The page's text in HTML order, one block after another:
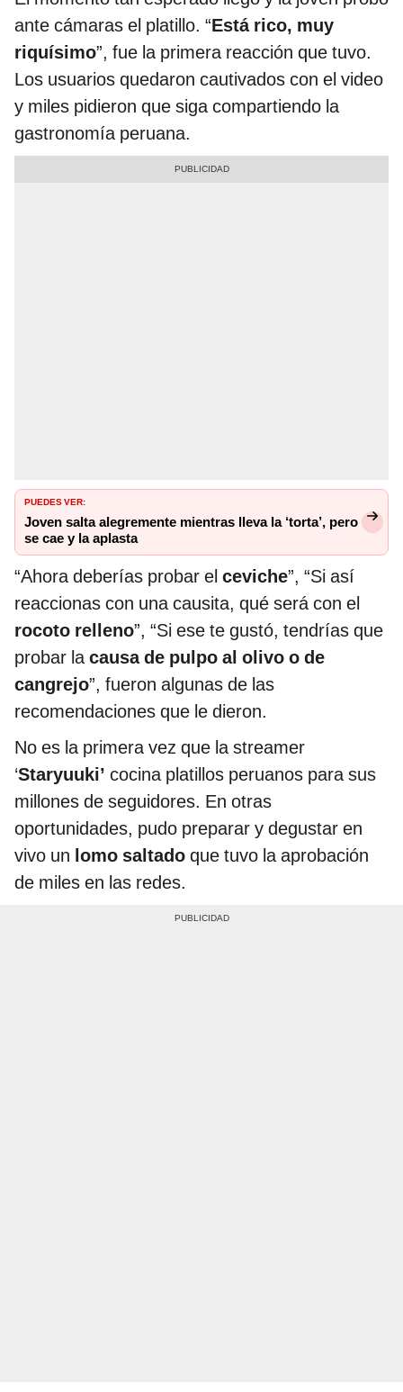
ante cámaras el platillo. “Está rico, muy
riquísimo”, fue la primera reacción que tuvo.
Los usuarios quedaron cautivados con el video
y miles pidieron que siga compartiendo la
gastronomía peruana.
PUEDES VER:
Joven salta alegremente mientras lleva la ‘torta’, pero
se cae y la aplasta
“Ahora deberías probar el ceviche”, “Si así
reaccionas con una causita, qué será con el
rocoto relleno”, “Si ese te gustó, tendrías que
probar lacausa de pulpo al olivo o de
cangrejo”, fueron algunas de las
recomendaciones que le dieron.
No es la primera vez que la streamer
‘Staryuuki’ cocina platillos peruanos para sus
millones de seguidores. En otras
oportunidades, pudo preparar y degustar en
vivo un lomo saltado que tuvo la aprobación
de miles en las redes.